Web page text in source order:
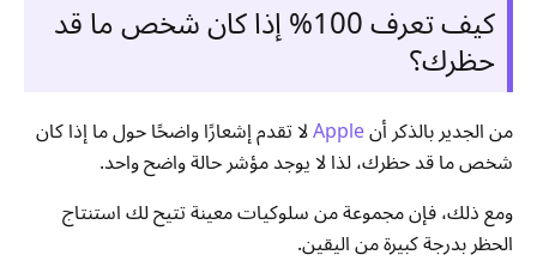
كيف تعرف 100% إذا كان شخص ما قد
حظرك؟
من الجدير بالذكر أنAppleلا تقدم إشعارًا واضحًا حول ما إذا كان
شخص ما قد حظرك، لذا لا يوجد مؤشر حالة واضح واحد.
ومع ذلك، فإن مجموعة من سلوكيات معينة تتيح لك استنتاج
الحظر بدرجة كبيرة من اليقين.